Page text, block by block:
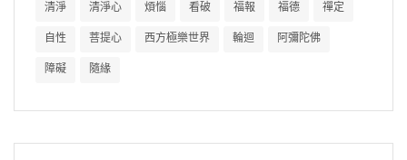
清淨 清淨心 煩惱 看破 福報 福德 禪定
自性 菩提心 西方極樂世界 輪迴 阿彌陀佛
障礙 隨緣